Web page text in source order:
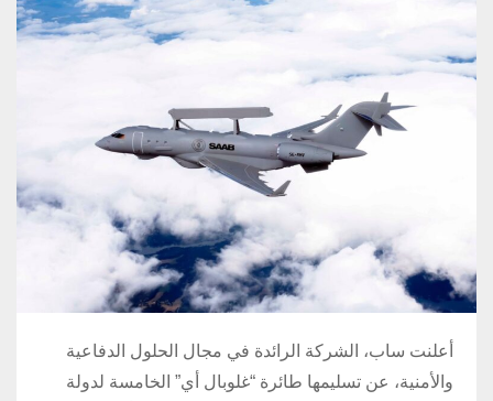
أعلنت ساب، الشركة الرائدة في مجال الحلول الدفاعية
والأمنية، عن تسليمها طائرة “غلوبال أي” الخامسة لدولة